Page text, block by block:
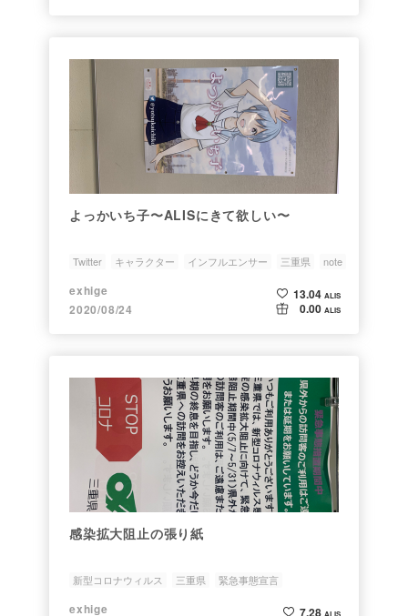
よっかいち子〜ALISにきて欲しい〜
Twitter キャラクター インフルエンサー 三重県 note
exhige
2020/08/24
13.04 ALIS
0.00 ALIS
感染拡大阻止の張り紙
新型コロナウィルス 三重県 緊急事態宣言
exhige 7.28 ALIS